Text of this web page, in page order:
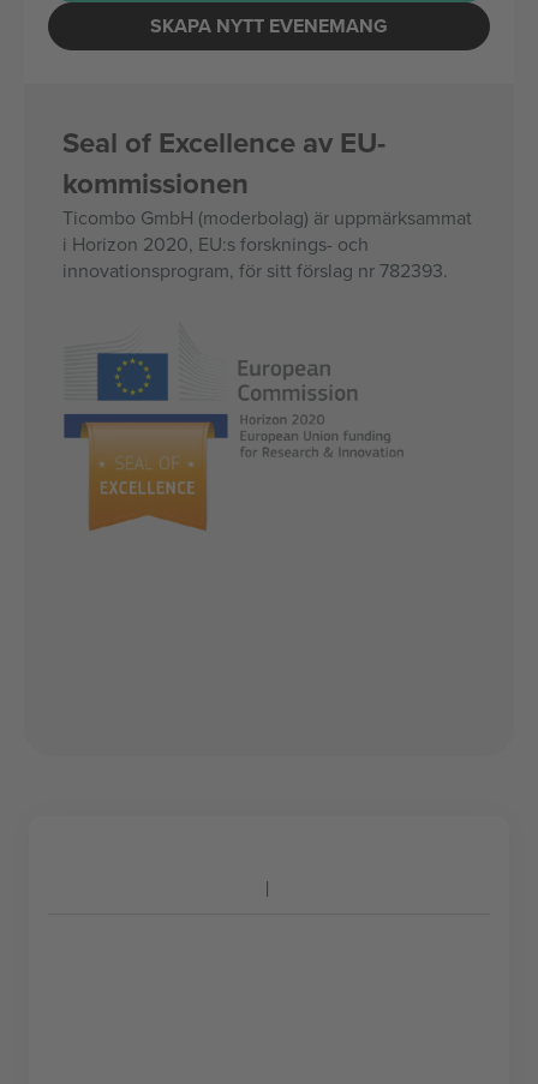
SKAPA NYTT EVENEMANG
Seal of Excellence av EU-
kommissionen
Ticombo GmbH (moderbolag) är uppmärksammat
i Horizon 2020, EU:s forsknings- och
innovationsprogram, för sitt förslag nr 782393.